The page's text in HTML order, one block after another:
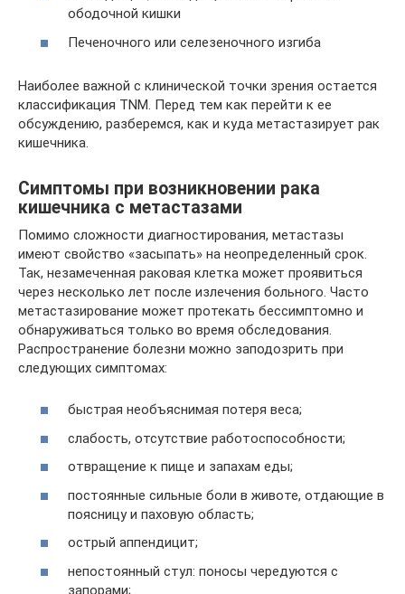
ободочной кишки
Печеночного или селезеночного изгиба
Наиболее важной с клинической точки зрения остается
классификация TNM. Перед тем как перейти к ее
обсуждению, разберемся, как и куда метастазирует рак
кишечника.
Симптомы при возникновении рака
кишечника с метастазами
Помимо сложности диагностирования, метастазы
имеют свойство «засыпать» на неопределенный срок.
Так, незамеченная раковая клетка может проявиться
через несколько лет после излечения больного. Часто
метастазирование может протекать бессимптомно и
обнаруживаться только во время обследования.
Распространение болезни можно заподозрить при
следующих симптомах:
быстрая необъяснимая потеря веса;
слабость, отсутствие работоспособности;
отвращение к пище и запахам еды;
постоянные сильные боли в животе, отдающие в
поясницу и паховую область;
острый аппендицит;
непостоянный стул: поносы чередуются с
запорами;